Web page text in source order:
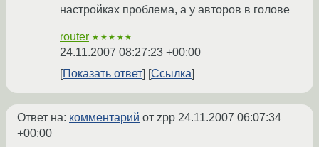
настройках проблема, а у авторов в голове
router ★★★★★
24.11.2007 08:27:23 +00:00
Показать ответ
Ссылка
Ответ на: комментарий от zpp 24.11.2007 06:07:34
+00:00